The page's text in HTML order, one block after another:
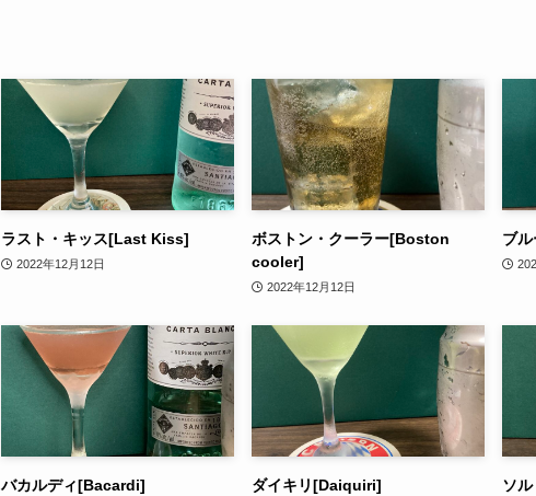
ラスト・キッス[Last Kiss]
2022年12月12日
ボストン・クーラー[Boston
cooler]
2022年12月12日
ブ
バカルディ[Bacardi] ダイキリ[Daiquiri] ソ